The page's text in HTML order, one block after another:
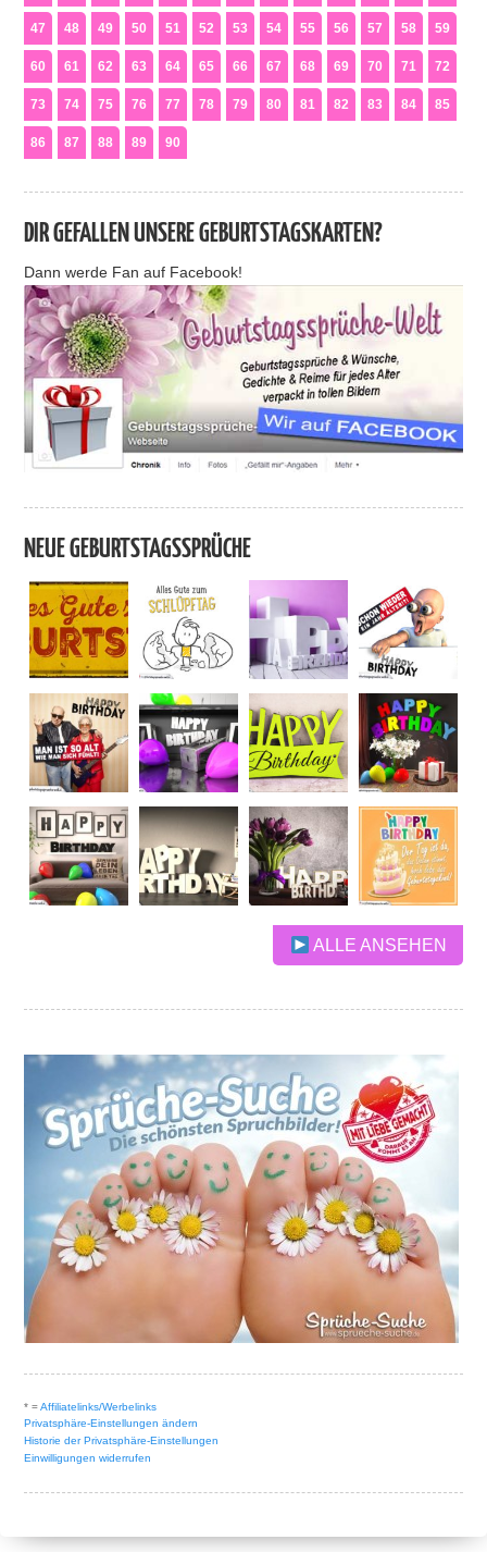
47 48 49 50 51 52 53 54 55 56 57 58 59
60 61 62 63 64 65 66 67 68 69 70 71 72
73 74 75 76 77 78 79 80 81 82 83 84 85
86 87 88 89 90
DIR GEFALLEN UNSERE GEBURTSTAGSKARTEN?
Dann werde Fan auf Facebook!
NEUE GEBURTSTAGSSPRÜCHE
ALLE ANSEHEN
* =Affiliatelinks/Werbelinks
Privatsphäre-Einstellungen ändern
Historie der Privatsphäre-Einstellungen
Einwilligungen widerrufen